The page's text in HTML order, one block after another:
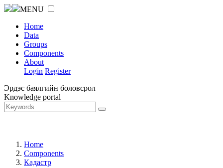
MENU
Home
Data
Groups
Components
About
Login Register
Эрдэс баялгийн боловсрол
Knowledge portal
Home
Components
Кадастр